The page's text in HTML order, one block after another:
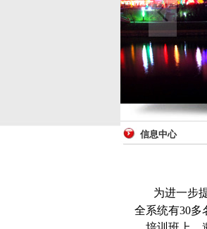
信息中心
为进一步
全系统有30多